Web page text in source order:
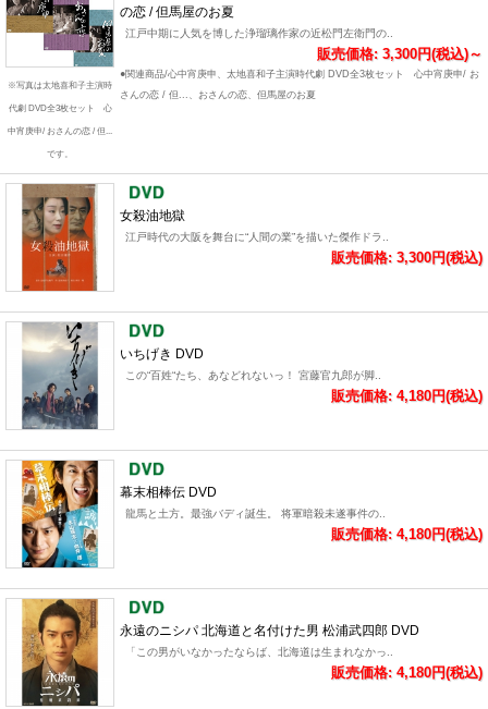
※写真は太地喜和子主演時
代劇 DVD全3枚セット 心
中宵庚申/ おさんの恋 / 但...
です。
の恋 / 但馬屋のお夏
江戸中期に人気を博した浄瑠璃作家の近松門左衛門の..
販売価格: 3,300円(税込)～
●関連商品/心中宵庚申、太地喜和子主演時代劇 DVD全3枚セット 心中宵庚申/ お
さんの恋 / 但...、おさんの恋、但馬屋のお夏
女殺油地獄
江戸時代の大阪を舞台に“人間の業”を描いた傑作ドラ..
販売価格: 3,300円(税込)
いちげき DVD
この“百姓“たち、あなどれないっ！ 宮藤官九郎が脚..
販売価格: 4,180円(税込)
幕末相棒伝 DVD
龍馬と土方。最強バディ誕生。 将軍暗殺未遂事件の..
販売価格: 4,180円(税込)
永遠のニシパ 北海道と名付けた男 松浦武四郎 DVD
「この男がいなかったならば、北海道は生まれなかっ..
販売価格: 4,180円(税込)